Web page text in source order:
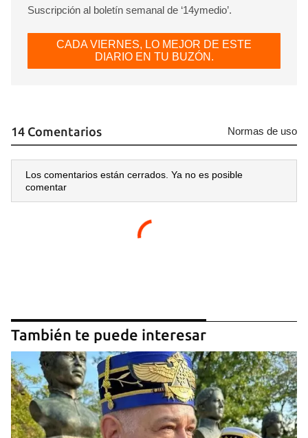
Suscripción al boletín semanal de ‘14ymedio’.
CADA VIERNES, LO MEJOR DE ESTE
DIARIO EN TU BUZÓN.
14 Comentarios Normas de uso
Los comentarios están cerrados. Ya no es posible
comentar
También te puede interesar